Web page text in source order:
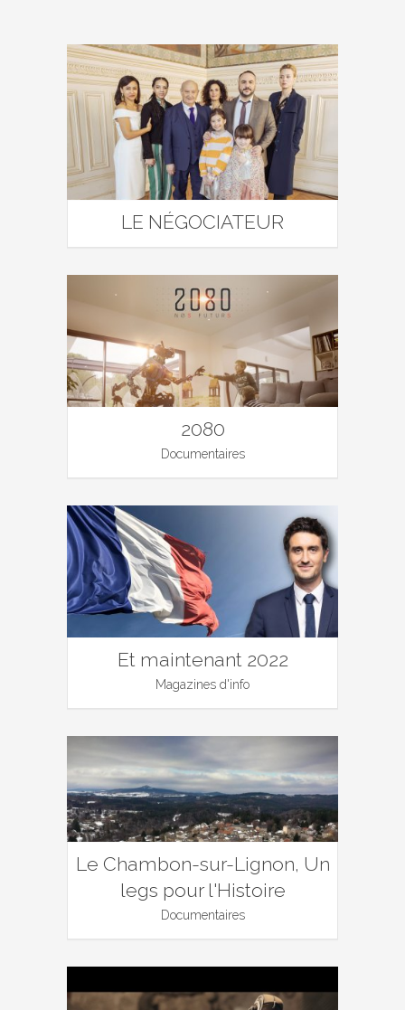
LE NÉGOCIATEUR
2080
Documentaires
Et maintenant 2022
Magazines d'info
Le Chambon-sur-Lignon, Un
legs pour l'Histoire
Documentaires